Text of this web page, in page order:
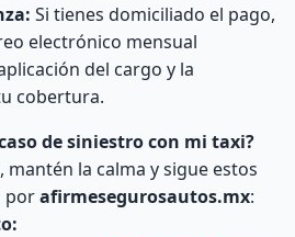
Si tienes domiciliado el pago,
electrónico mensual
del cargo y la
cobertura.
de siniestro con mi taxi?
mantén la calma y sigue estos
porafirmesegurosautos.mx: